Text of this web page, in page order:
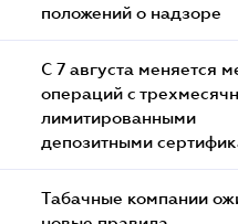
положений о надзоре
С 7 августа меняется
операций с
лимитированными
депозитными
Табачные компании